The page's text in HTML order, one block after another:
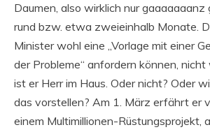
Daumen, also wirklich nur
rund bzw. etwa zweieinhalb Monate.
Minister wohl eine „Vorlage mit einer
der Probleme“ anfordern können, nicht
ist er Herr im Haus. Oder nicht? Oder
das vorstellen? Am 1. März erfährt er
einem Multimillionen-Rüstungsprojekt,